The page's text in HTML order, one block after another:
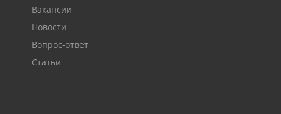
Вакансии
Новости
Вопрос-ответ
Статьи